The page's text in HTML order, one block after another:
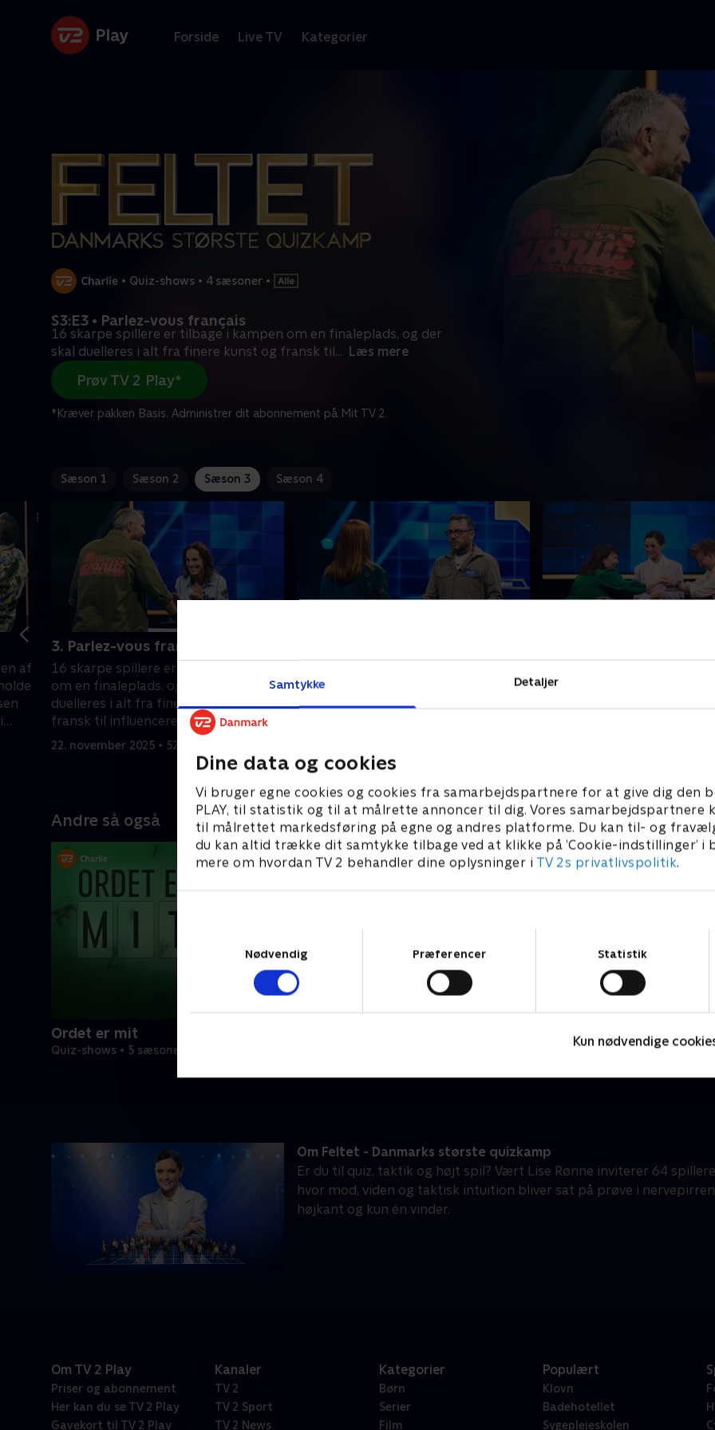
Samtykke Detaljer
Dine data og cookies
Vi bruger egne cookies og cookies fra samarbejdspartnere for at give dig den
PLAY, til statistik og til at målrette annoncer til dig. Vores samarbejdspartnere
til målrettet markedsføring på egne og andres platforme. Du kan til- og
du kan altid trække dit samtykke tilbage ved at klikke på ’Cookie-indstillinger’ i
mere om hvordan TV 2 behandler dine oplysninger i TV 2s privatlivspolitik.
Nødvendig
Præferencer Statistik
Kun nødvendige
Forside Live TV Kategorier
• Quiz-shows • 4 sæsoner •
S3:E3 • Parlez-vous français
16 skarpe spillere er tilbage i kampen om en finaleplads, og der
skal duelleres i alt fra finere kunst og fransk til... Læs mere
Prøv TV 2 Play*
*Kræver pakken Basis. Administrer dit abonnement på Mit TV 2.
Sæson 1 Sæson 2 Sæson 3 Sæson 4
af
3. Parlez-vous français
16 skarpe spillere er tilbage i kampen
om en finaleplads, og der skal
duelleres i alt fra finere kunst og
fransk til influencere og rockmusik.
22. november 2025 • 52 min
der skal dystes i hovedregning på tid?
Alt kan stadig ske, når de otte
quizglade deltagere og helt
Andre så også
Ordet er mit
Quiz-shows • 5 sæsoner
Om Feltet - Danmarks største quizkamp
Er du til quiz, taktik og højt spil? Vært Lise Rønne inviterer 64
hvor mod, viden og taktisk intuition bliver sat på prøve i
højkant og kun én vinder.
Om TV 2 Play
Priser og abonnement
Her kan du se TV 2 Play
Gavekort til TV 2 Play
Kanaler
TV 2
TV 2 Sport
TV 2 News
Kategorier
Børn
Serier
Film
Populært
Klovn
Badehotellet
Sygeplejeskolen